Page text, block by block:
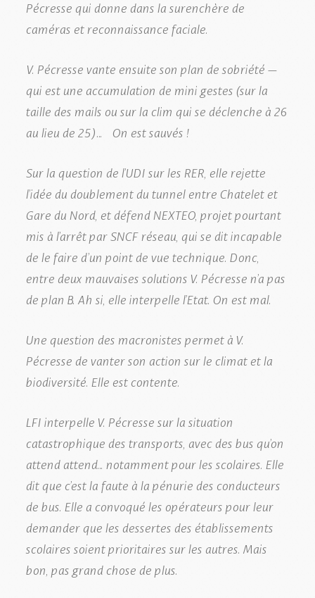
Pécresse qui donne dans la surenchère de
caméras et reconnaissance faciale.
V. Pécresse vante ensuite son plan de sobriété –
qui est une accumulation de mini gestes (sur la
taille des mails ou sur la clim qui se déclenche à 26
au lieu de 25)… On est sauvés !
Sur la question de l’UDI sur les RER, elle rejette
l’idée du doublement du tunnel entre Chatelet et
Gare du Nord, et défend NEXTEO, projet pourtant
mis à l’arrêt par SNCF réseau, qui se dit incapable
de le faire d’un point de vue technique. Donc,
entre deux mauvaises solutions V. Pécresse n’a pas
de plan B. Ah si, elle interpelle l’Etat. On est mal.
Une question des macronistes permet à V.
Pécresse de vanter son action sur le climat et la
biodiversité. Elle est contente.
LFI interpelle V. Pécresse sur la situation
catastrophique des transports, avec des bus qu’on
attend attend… notamment pour les scolaires. Elle
dit que c’est la faute à la pénurie des conducteurs
de bus. Elle a convoqué les opérateurs pour leur
demander que les dessertes des établissements
scolaires soient prioritaires sur les autres. Mais
bon, pas grand chose de plus.